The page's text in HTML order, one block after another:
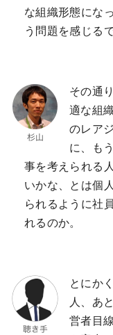
な組織形態にな
う問題を感じる
その通
適な組
のレア
に、も
事を考えられる
いかな、とは個
られるように社
れるのか。
とにか
人、あ
営者目